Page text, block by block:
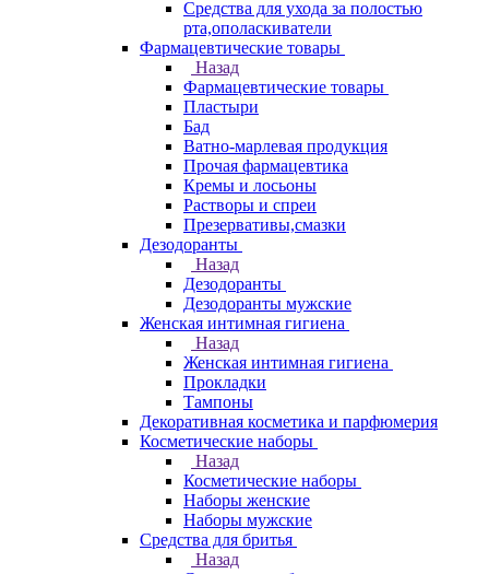
Средства для ухода за полостью
рта,ополаскиватели
Фармацевтические товары
Назад
Фармацевтические товары
Пластыри
Бад
Ватно-марлевая продукция
Прочая фармацевтика
Кремы и лосьоны
Растворы и спреи
Презервативы,смазки
Дезодоранты
Назад
Дезодоранты
Дезодоранты мужские
Женская интимная гигиена
Назад
Женская интимная гигиена
Прокладки
Тампоны
Декоративная косметика и парфюмерия
Косметические наборы
Назад
Косметические наборы
Наборы женские
Наборы мужские
Средства для бритья
Назад